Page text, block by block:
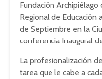
Fundación Archipiélago
Regional de Educación
de Septiembre en la
conferencia Inaugural
La profesionalización
tarea que le cabe a